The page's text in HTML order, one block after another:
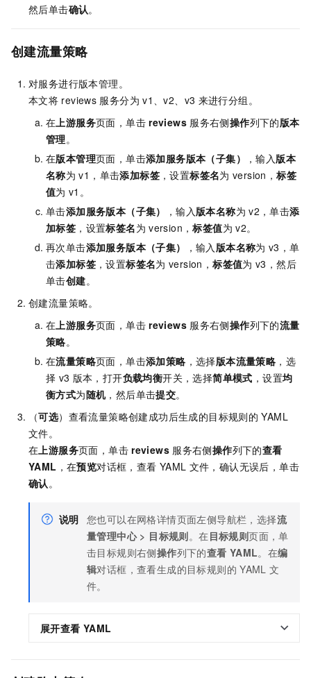
然后单击确认。
创建流量策略
对服务进行版本管理。
本文将 reviews 服务分为 v1、v2、v3 来进行分组。
在 上游服务页面，单击 reviews 服务右侧操作列下的版本
管理。
在版本管理页面，单击添加服务版本（子集） ，输入 版本
名称为 v1，单击添加标签 ，设置标签名为 version，标签
值为 v1。
单击添加服务版本（子集） ，输入 版本名称为 v2，单击添
加标签 ，设置标签名为 version，标签值为 v2。
再次单击添加服务版本（子集） ，输入 版本名称为 v3，单
击添加标签 ，设置标签名为 version，标签值为 v3，然后
单击创建。
创建流量策略。
在 上游服务页面，单击 reviews 服务右侧操作列下的流量
策略。
在流量策略页面，单击添加策略 ，选择版本流量策略 ，选
择 v3 版本，打开负载均衡开关，选择简单模式 ，设置均
衡方式为随机，然后单击提交。
（可选）查看流量策略创建成功后生成的目标规则的 YAML
文件。
在 上游服务页面，单击 reviews 服务右侧操作列下的查看
YAML ，在预览对话框，查看 YAML 文件，确认无误后，单击
确认 。
说明 您也可以在网格详情页面左侧导航栏，选择流
量管理中心> 目标规则。在目标规则页面，单
击目标规则右侧操作列下的查看 YAML。在编
辑对话框，查看生成的目标规则的 YAML 文
件。
展开查看 YAML